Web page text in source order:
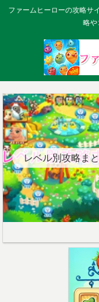
ファームヒーローの攻略サ
略や
レベル別攻略ま